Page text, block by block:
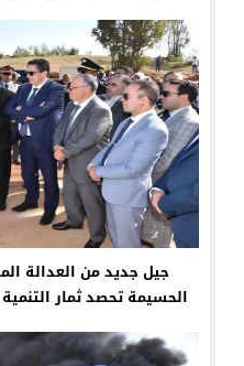
جيل جديد من العدالة
الحسيمة تحصد ثمار